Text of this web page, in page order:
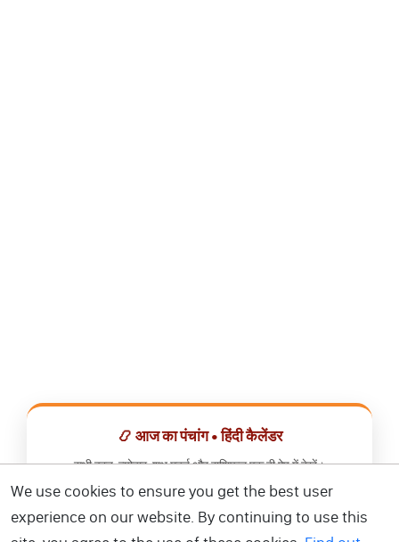
📿 आज का पंचांग • हिंदी कैलेंडर
सभी व्रत, त्योहार, शुभ मुहूर्त और राशिफल एक ही ऐप में देखें।
📅 हिंदी कैलेंडर ऐप डाउनलोड करें
We use cookies to ensure you get the best user
experience on our website. By continuing to use this